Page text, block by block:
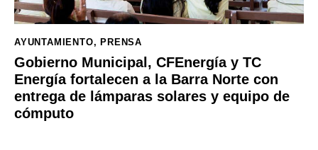
AYUNTAMIENTO, PRENSA
Gobierno Municipal, CFEnergía y TC
Energía fortalecen a la Barra Norte con
entrega de lámparas solares y equipo de
cómputo